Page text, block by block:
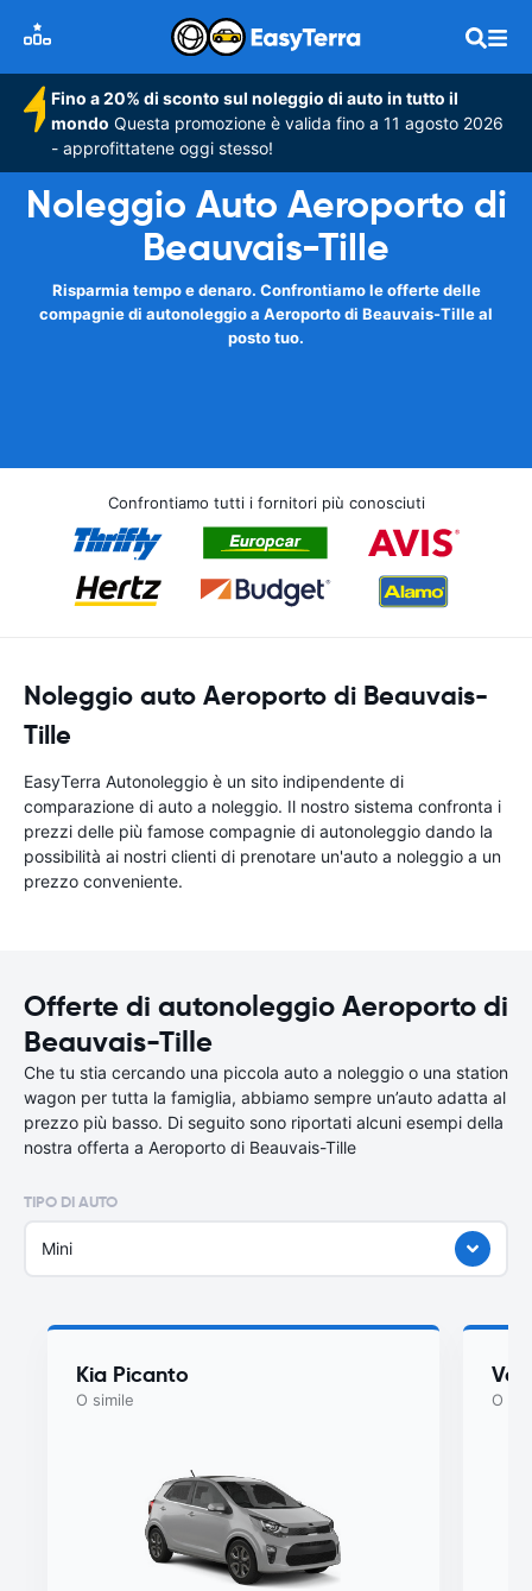
Fino a 20% di sconto sul noleggio di auto in tutto il
mondo Questa promozione è valida fino a 11 agosto 2026
- approfittatene oggi stesso!
Noleggio Auto Aeroporto di
Beauvais-Tille
Risparmia tempo e denaro. Confrontiamo le offerte delle
compagnie di autonoleggio a Aeroporto di Beauvais-Tille al
posto tuo.
Confrontiamo tutti i fornitori più conosciuti
Noleggio auto Aeroporto di Beauvais-
Tille
EasyTerra Autonoleggio è un sito indipendente di
comparazione di auto a noleggio. Il nostro sistema confronta i
prezzi delle più famose compagnie di autonoleggio dando la
possibilità ai nostri clienti di prenotare un'auto a noleggio a un
prezzo conveniente.
Offerte di autonoleggio Aeroporto di
Beauvais-Tille
Che tu stia cercando una piccola auto a noleggio o una station
wagon per tutta la famiglia, abbiamo sempre un’auto adatta al
prezzo più basso. Di seguito sono riportati alcuni esempi della
nostra offerta a Aeroporto di Beauvais-Tille
TIPO DI AUTO
Mini
Kia Picanto
O simile O